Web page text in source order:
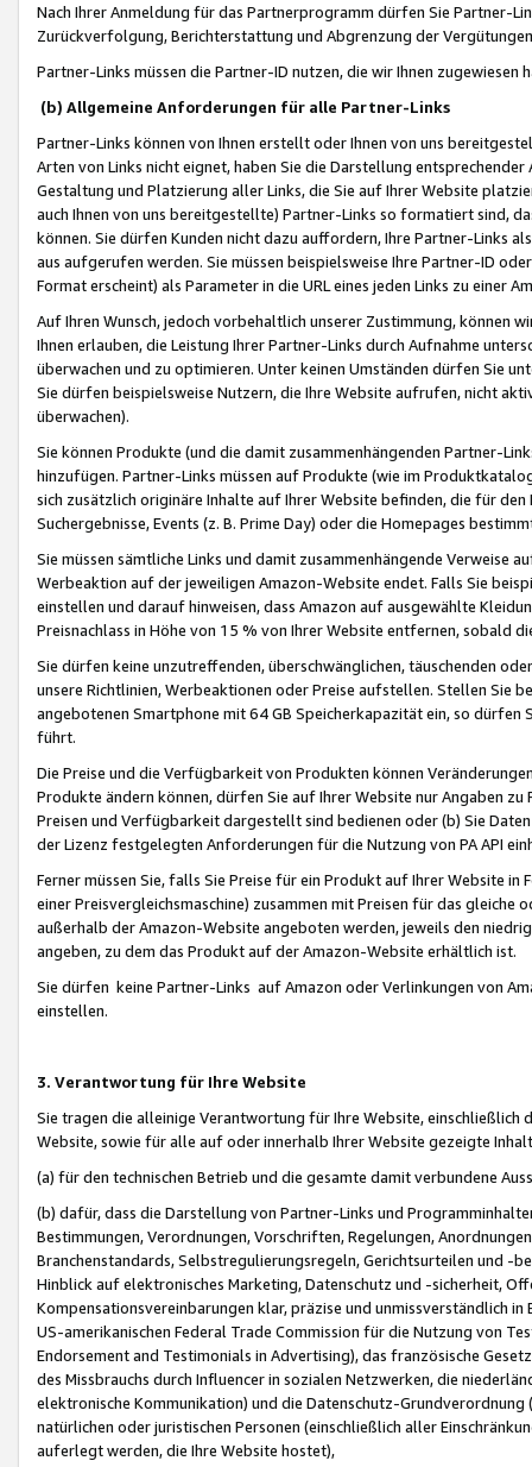
Nach Ihrer Anmeldung für das Partnerprogramm dürfen Sie Partner-
Zurückverfolgung, Berichterstattung und Abgrenzung der
Partner-Links müssen die Partner-ID nutzen, die wir Ihnen zugewiesen
(b) Allgemeine Anforderungen für alle Partner-Links
Partner-Links können von Ihnen erstellt oder Ihnen von uns
Arten von Links nicht eignet, haben Sie die Darstellung
Gestaltung und Platzierung aller Links, die Sie auf Ihrer Website
auch Ihnen von uns bereitgestellte) Partner-Links so formatiert sind,
können. Sie dürfen Kunden nicht dazu auffordern, Ihre Partner-Links
aus aufgerufen werden. Sie müssen beispielsweise Ihre Partner-ID
Format erscheint) als Parameter in die URL eines jeden Links zu einer
Auf Ihren Wunsch, jedoch vorbehaltlich unserer Zustimmung, können
Ihnen erlauben, die Leistung Ihrer Partner-Links durch Aufnahme
überwachen und zu optimieren. Unter keinen Umständen dürfen Sie
Sie dürfen beispielsweise Nutzern, die Ihre Website aufrufen, nicht
überwachen).
Sie können Produkte (und die damit zusammenhängenden Partner-
hinzufügen. Partner-Links müssen auf Produkte (wie im
sich zusätzlich originäre Inhalte auf Ihrer Website befinden, die für
Suchergebnisse, Events (z. B. Prime Day) oder die Homepages
Sie müssen sämtliche Links und damit zusammenhängende
Werbeaktion auf der jeweiligen Amazon-Website endet. Falls Sie
einstellen und darauf hinweisen, dass Amazon auf ausgewählte
Preisnachlass in Höhe von 15 % von Ihrer Website entfernen, sobald
Sie dürfen keine unzutreffenden, überschwänglichen, täuschenden
unsere Richtlinien, Werbeaktionen oder Preise aufstellen. Stellen Sie
angebotenen Smartphone mit 64 GB Speicherkapazität ein, so dürfen
führt.
Die Preise und die Verfügbarkeit von Produkten können
Produkte ändern können, dürfen Sie auf Ihrer Website nur Angaben
Preisen und Verfügbarkeit dargestellt sind bedienen oder (b) Sie
der Lizenz festgelegten Anforderungen für die Nutzung von PA API
Ferner müssen Sie, falls Sie Preise für ein Produkt auf Ihrer Website
einer Preisvergleichsmaschine) zusammen mit Preisen für das
außerhalb der Amazon-Website angeboten werden, jeweils den
angeben, zu dem das Produkt auf der Amazon-Website erhältlich ist.
Sie dürfen keine Partner-Links auf Amazon oder Verlinkungen von
einstellen.
3. Verantwortung für Ihre Website
Sie tragen die alleinige Verantwortung für Ihre Website,
Website, sowie für alle auf oder innerhalb Ihrer Website gezeigte
(a) für den technischen Betrieb und die gesamte damit verbundene
(b) dafür, dass die Darstellung von Partner-Links und
Bestimmungen, Verordnungen, Vorschriften, Regelungen,
Branchenstandards, Selbstregulierungsregeln, Gerichtsurteilen und -
Hinblick auf elektronisches Marketing, Datenschutz und -sicherheit,
Kompensationsvereinbarungen klar, präzise und unmissverständlich
US-amerikanischen Federal Trade Commission für die Nutzung von
Endorsement and Testimonials in Advertising), das französische
des Missbrauchs durch Influencer in sozialen Netzwerken, die
elektronische Kommunikation) und die Datenschutz-
natürlichen oder juristischen Personen (einschließlich aller
auferlegt werden, die Ihre Website hostet),